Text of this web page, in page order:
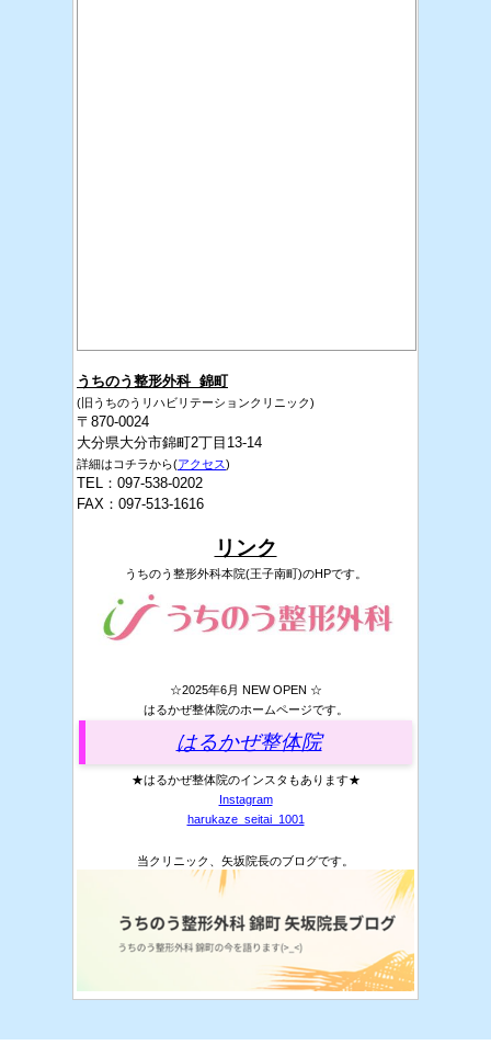
うちのう整形外科 錦町
(旧うちのうリハビリテーションクリニック)
〒870-0024
大分県大分市錦町2丁目13-14
詳細はコチラから(アクセス)
TEL：097-538-0202
FAX：097-513-1616
リンク
うちのう整形外科本院(王子南町)のHPです。
☆2025年6月 NEW OPEN ☆
はるかぜ整体院のホームページです。
はるかぜ整体院
★はるかぜ整体院のインスタもあります★
Instagram
harukaze_seitai_1001
当クリニック、矢坂院長のブログです。